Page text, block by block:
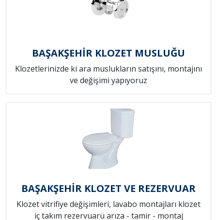
BAŞAKŞEHİR KLOZET MUSLUĞU
Klozetlerinizde ki ara muslukların satışını, montajını
ve değişimi yapıyoruz
BAŞAKŞEHİR KLOZET VE REZERVUAR
Klozet vitrifiye değişimleri, lavabo montajları klozet
iç takım rezervuarü arıza - tamir - montaj